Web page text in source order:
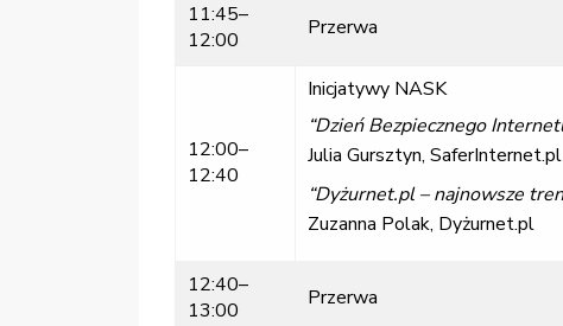
11:45–
12:00
Przerwa
12:00–
12:40
Inicjatywy NASK
“Dzień Bezpiecznego
Julia Gursztyn, SaferInternet.pl
“Dyżurnet.pl – najnowsze
Zuzanna Polak, Dyżurnet.pl
12:40–
13:00
Przerwa